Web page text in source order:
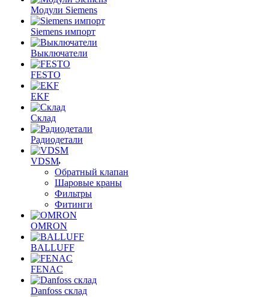
Модули Siemens
Siemens импорт
Выключатели
FESTO
EKF
Склад
Радиодетали
VDSM
Обратный клапан
Шаровые краны
Фильтры
Фитинги
OMRON
BALLUFF
FENAC
Danfoss склад